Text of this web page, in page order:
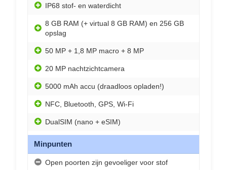
IP68 stof- en waterdicht
8 GB RAM (+ virtual 8 GB RAM) en 256 GB
opslag
50 MP + 1,8 MP macro + 8 MP
20 MP nachtzichtcamera
5000 mAh accu (draadloos opladen!)
NFC, Bluetooth, GPS, Wi-Fi
DualSIM (nano + eSIM)
Minpunten
Open poorten zijn gevoeliger voor stof